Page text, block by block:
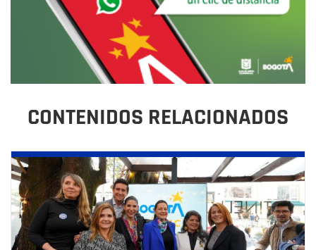
CONTENIDOS RELACIONADOS